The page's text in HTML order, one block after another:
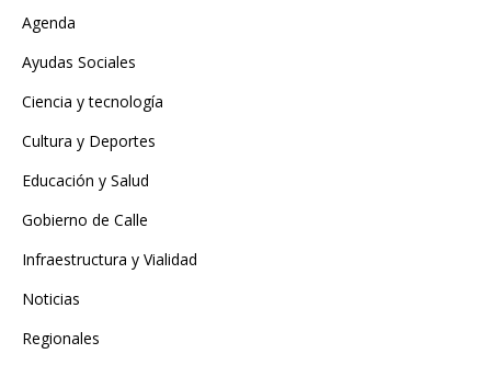
Agenda
Ayudas Sociales
Ciencia y tecnología
Cultura y Deportes
Educación y Salud
Gobierno de Calle
Infraestructura y Vialidad
Noticias
Regionales